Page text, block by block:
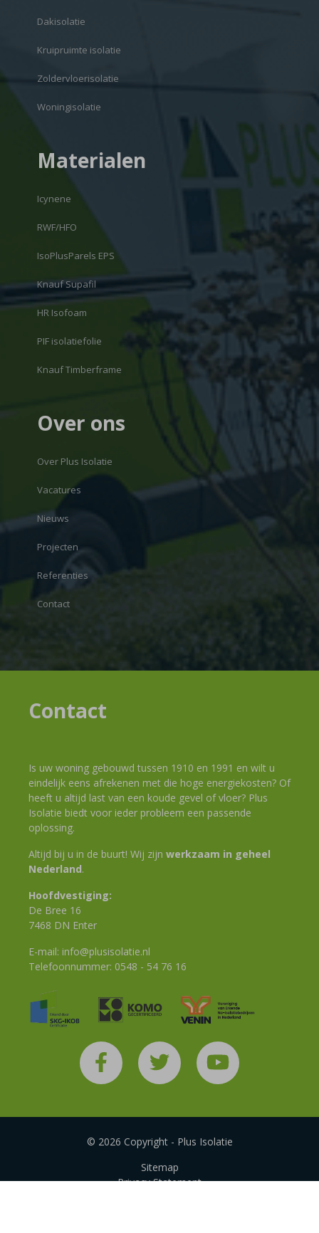
Dakisolatie
Kruipruimte isolatie
Zoldervloerisolatie
Woningisolatie
Materialen
Icynene
RWF/HFO
IsoPlusParels EPS
Knauf Supafil
HR Isofoam
PIF isolatiefolie
Knauf Timberframe
Over ons
Over Plus Isolatie
Vacatures
Nieuws
Projecten
Referenties
Contact
Contact
Is uw woning gebouwd tussen 1910 en 1991 en wilt u
eindelijk eens afrekenen met die hoge energiekosten? Of
heeft u altijd last van een koude gevel of vloer? Plus
Isolatie biedt voor ieder probleem een passende
oplossing.
Altijd bij u in de buurt! Wij zijn werkzaam in geheel
Nederland.
Hoofdvestiging:
De Bree 16
7468 DN Enter
E-mail: info@plusisolatie.nl
Telefoonnummer: 0548 - 54 76 16
© 2026 Copyright - Plus Isolatie
Sitemap
Privacy Statement